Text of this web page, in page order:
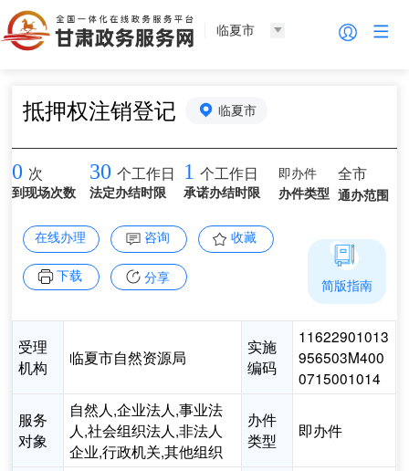
临夏市
抵押权注销登记 临夏市
0 次
到现场次数
30 个工作日
法定办结时限
1 个工作日
承诺办结时限
即办件
办件类型
全市
通办范围
在线办理 咨询 收藏
下载 分享
受理
机构
临夏市自然资源局
实施
编码
11622901013
956503M400
0715001014
服务
对象
自然人,企业法人,事业法
人,社会组织法人,非法人
企业,行政机关,其他组织
办件
类型
即办件
简版指南